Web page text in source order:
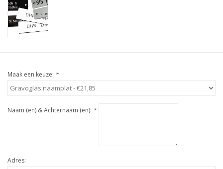
Maak een keuze: *
Naam (en) & Achternaam (en): *
Adres: